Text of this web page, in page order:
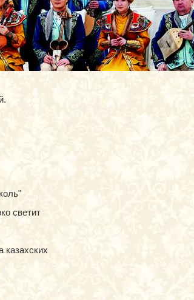
светит
казахских